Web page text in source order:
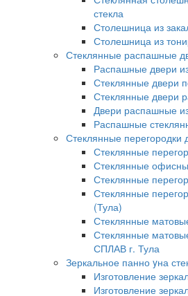
стекла
Столешница из
Столешница из
Стеклянные распашные
Распашные двери
Стеклянные двери
Стеклянные двери
Двери распашные
Распашные
Стеклянные
Стеклянные
Стеклянные
Стеклянные
Стеклянные
(Тула)
Стеклянные
Стеклянные
СПЛАВ г. Тула
Зеркальное панно yна
Изготовление
Изготовление